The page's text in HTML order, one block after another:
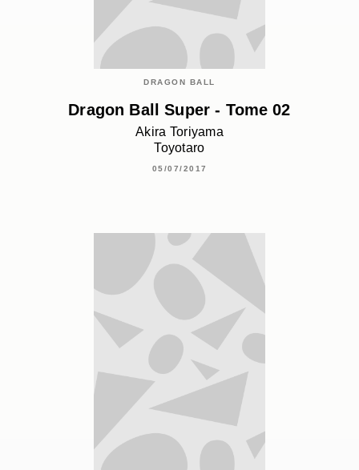
DRAGON BALL
Dragon Ball Super - Tome 02
Akira Toriyama
Toyotaro
05/07/2017